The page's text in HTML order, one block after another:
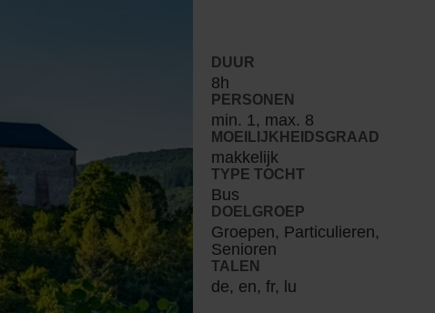
DUUR
8h
PERSONEN
min. 1, max. 8
MOEILIJKHEIDSGRAAD
makkelijk
TYPE TOCHT
Bus
DOELGROEP
Groepen, Particulieren,
Senioren
TALEN
de, en, fr, lu